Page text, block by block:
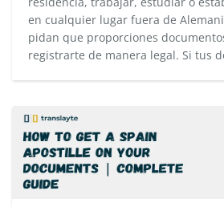
en cualquier lugar fuera de
pidan que proporciones
registrarte de manera legal. Si tus